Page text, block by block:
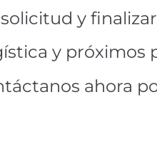
y
y próximos
ahora